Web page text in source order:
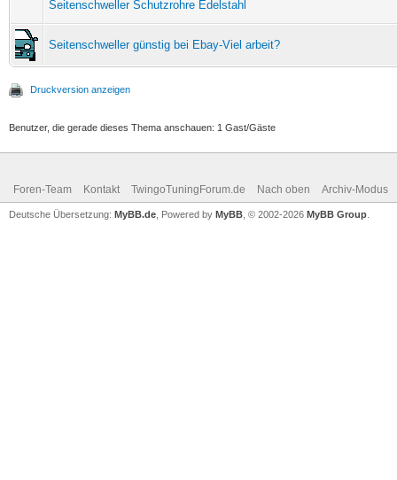
Seitenschweller Schutzrohre Edelstahl
Seitenschweller günstig bei Ebay-Viel arbeit?
Druckversion anzeigen
Benutzer, die gerade dieses Thema anschauen: 1 Gast/Gäste
Foren-Team Kontakt TwingoTuningForum.de Nach oben Archiv-Modus
Deutsche Übersetzung: MyBB.de , Powered by MyBB , © 2002-2026 MyBB Group